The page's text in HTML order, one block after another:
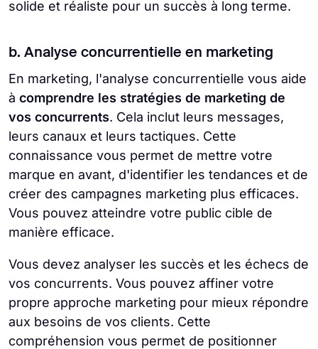
solide et réaliste pour un succès à long terme.
b. Analyse concurrentielle en marketing
En marketing, l'analyse concurrentielle vous aide
à comprendre les stratégies de marketing de
vos concurrents. Cela inclut leurs messages,
leurs canaux et leurs tactiques. Cette
connaissance vous permet de mettre votre
marque en avant, d'identifier les tendances et de
créer des campagnes marketing plus efficaces.
Vous pouvez atteindre votre public cible de
manière efficace.
Vous devez analyser les succès et les échecs de
vos concurrents. Vous pouvez affiner votre
propre approche marketing pour mieux répondre
aux besoins de vos clients. Cette
compréhension vous permet de positionner